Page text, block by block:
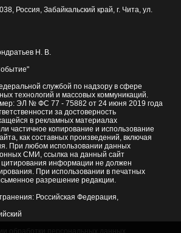
, Россия, Забайкальский край, г. Чита, ул.
Н. В.
службой по надзору в сфере
технологий и массовых коммуникаций.
ЭЛ № ФС 77 - 75882 от 24 июня 2019 года
за достоверность
в рекламных материалах
частичное копирование и использование
как составных произведений, включая
При любом использовании данных
СМИ, ссылка на данный сайт
информации не должен
При использовании в печатных
разрешение редакции.
Российская Федерация,